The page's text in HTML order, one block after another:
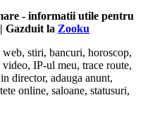
- informatii utile pentru
| Gazduit la Zooku
stiri, bancuri, horoscop,
IP-ul meu, trace route,
director, adauga anunt,
online, saloane, statusuri,